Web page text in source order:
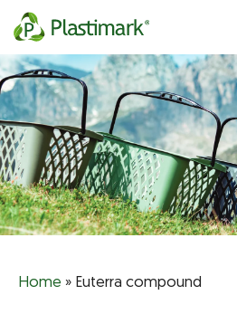
contenuto
Home » Euterra compound